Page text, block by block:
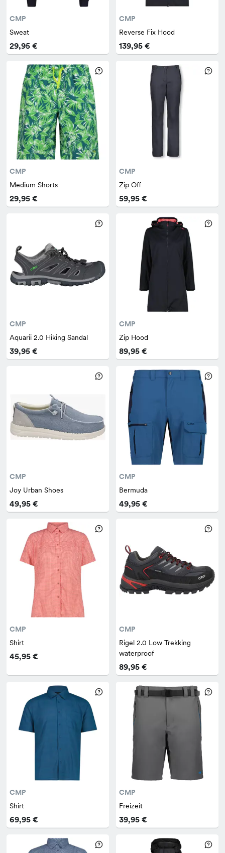
CMP
Sweat
29,95 €
CMP
Reverse Fix Hood
139,95 €
CMP
Medium Shorts
29,95 €
CMP
Zip Off
59,95 €
CMP
Aquarii 2.0 Hiking Sandal
39,95 €
CMP
Zip Hood
89,95 €
CMP
Joy Urban Shoes
49,95 €
CMP
Bermuda
49,95 €
CMP
Shirt
45,95 €
CMP
Rigel 2.0 Low Trekking
waterproof
89,95 €
CMP
Shirt
69,95 €
CMP
Freizeit
39,95 €